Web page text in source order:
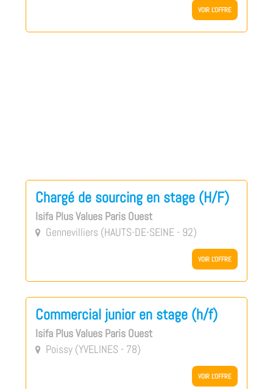
VOIR L'OFFRE
Chargé de sourcing en stage (H/F)
Isifa Plus Values Paris Ouest
 Gennevilliers (HAUTS-DE-SEINE - 92)
VOIR L'OFFRE
Commercial junior en stage (h/f)
Isifa Plus Values Paris Ouest
 Poissy (YVELINES - 78)
VOIR L'OFFRE